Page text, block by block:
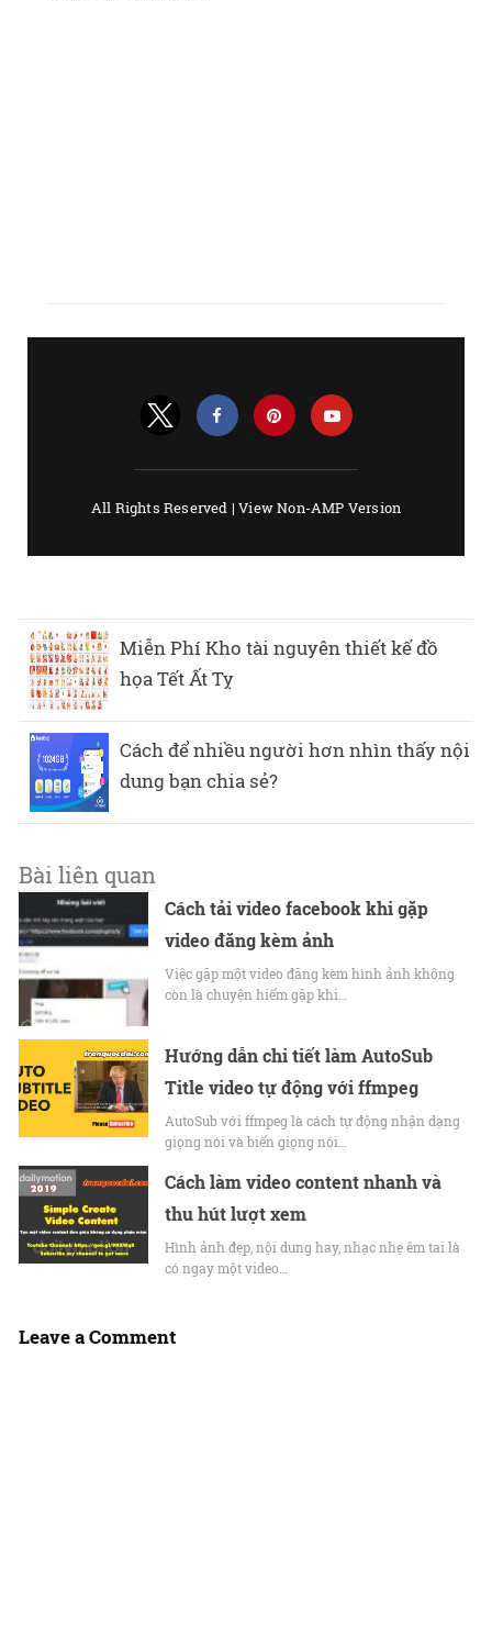
Miễn Phí Kho tài nguyên thiết kế đồ
họa Tết Ất Tỵ
Cách để nhiều người hơn nhìn thấy nội
dung bạn chia sẻ?
Bài liên quan
Cách tải video facebook khi gặp
video đăng kèm ảnh
Việc gặp một video đăng kèm hình ảnh không
còn là chuyện hiếm gặp khi…
Hướng dẫn chi tiết làm AutoSub
Title video tự động với ffmpeg
AutoSub với ffmpeg là cách tự động nhận dạng
giọng nói và biến giọng nói…
Cách làm video content nhanh và
thu hút lượt xem
Hình ảnh đẹp, nội dung hay, nhạc nhẹ êm tai là
có ngay một video…
Leave a Comment